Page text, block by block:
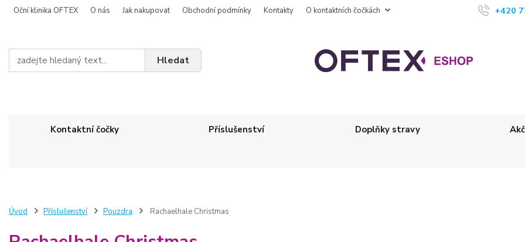
Oční klinika OFTEX O nás Jak nakupovat Obchodní podmínky Kontakty O kontaktních čočkách
Hledat
+420
Kontaktní čočky Příslušenství Doplňky stravy
Úvod Příslušenství Pouzdra Rachaelhale Christmas